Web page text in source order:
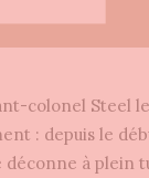
colonel Steel
: depuis le
déconne à plein